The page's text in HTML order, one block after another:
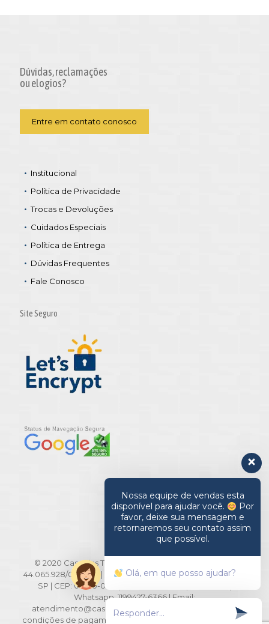
Dúvidas, reclamações
ou elogios?
Entre em contato conosco
Institucional
Política de Privacidade
Trocas e Devoluções
Cuidados Especiais
Política de Entrega
Dúvidas Frequentes
Fale Conosco
Site Seguro
© 2020 Casa das Toalhas. All Rights Reserved | CNPJ:
44.065.928/0001-20 | Rua Barão de Ladário, 516/518 - Brás -
SP | CEP: 03010-000 | TEL: 11-2694-3371 | 2694-3291 |
Whatsapp: 1199427-6366 | Email:
atendimento@casadastoalhas.com.br | *Os preços e
condições de pagamento da nossa loja virtual podem ser
Nossa equipe de vendas esta
disponível para ajudar você.
Por
favor, deixe sua mensagem e
retornaremos seu contato assim
que possível.
Olá, em que posso ajudar?